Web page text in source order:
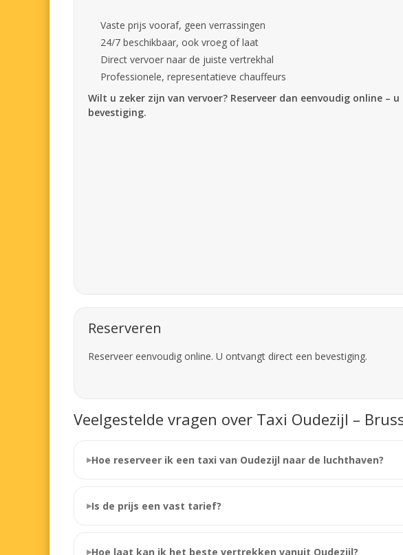
Vaste prijs vooraf, geen verrassingen
24/7 beschikbaar, ook vroeg of laat
Direct vervoer naar de juiste vertrekhal
Professionele, representatieve chauffeurs
Wilt u zeker zijn van vervoer? Reserveer dan eenvoudig online –
bevestiging.
Reserveren
Reserveer eenvoudig online. U ontvangt direct een bevestiging.
Veelgestelde vragen over Taxi Oudezijl –
Hoe reserveer ik een taxi van Oudezijl naar de luchthaven?
Is de prijs een vast tarief?
Hoe laat kan ik het beste vertrekken vanuit Oudezijl?